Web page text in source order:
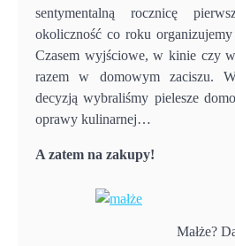
sentymentalną rocznicę
okoliczność co roku organizujemy
Czasem wyjściowe, w kinie czy
razem w domowym zaciszu.
decyzją wybraliśmy pielesze
oprawy kulinarnej…
A zatem na zakupy!
Małże?